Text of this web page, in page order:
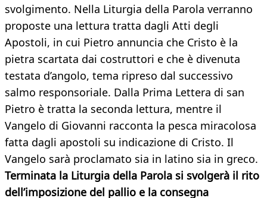
svolgimento. Nella Liturgia della Parola verranno
proposte una lettura tratta dagli Atti degli
Apostoli, in cui Pietro annuncia che Cristo è la
pietra scartata dai costruttori e che è divenuta
testata d’angolo, tema ripreso dal successivo
salmo responsoriale. Dalla Prima Lettera di san
Pietro è tratta la seconda lettura, mentre il
Vangelo di Giovanni racconta la pesca miracolosa
fatta dagli apostoli su indicazione di Cristo. Il
Vangelo sarà proclamato sia in latino sia in greco.
Terminata la Liturgia della Parola si svolgerà il rito
dell’imposizione del pallio e la consegna